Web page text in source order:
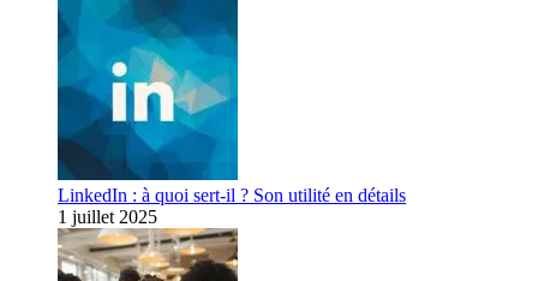
LinkedIn : à quoi sert-il ? Son utilité en détails
1 juillet 2025